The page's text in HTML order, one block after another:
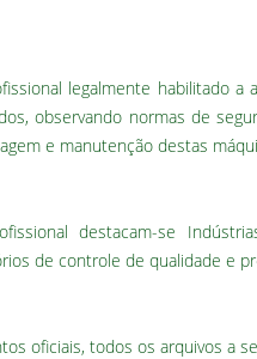
legalmente habilitado
observando normas de
e manutenção destas
destacam-se
de controle de qualidade e
oficiais, todos os arquivos a